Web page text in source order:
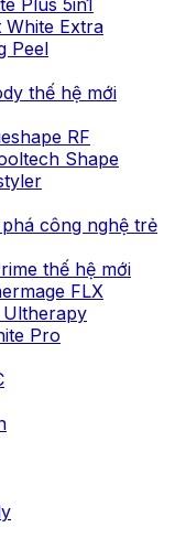
Plus 5in1
White Extra
Peel
thế hệ mới
RF
Shape
công nghệ trẻ
thế hệ mới
FLX
Pro